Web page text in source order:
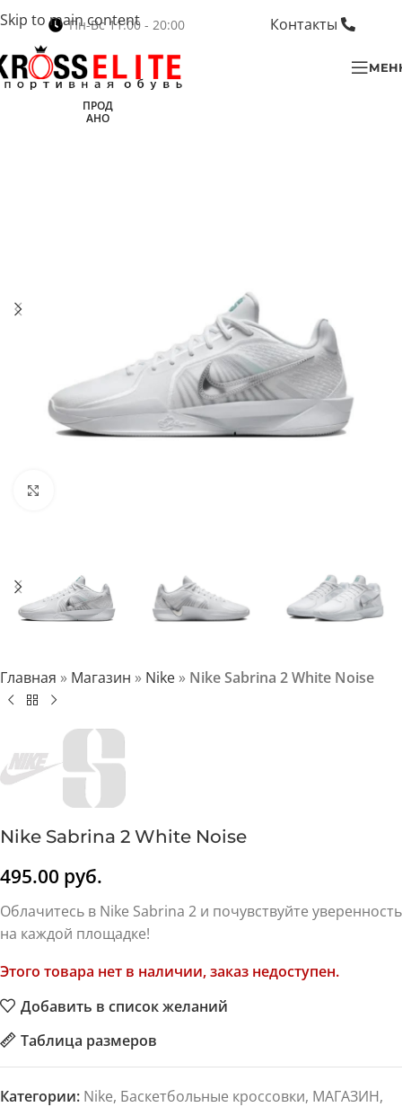
Skip to main content
Пн-Вс 11:00 - 20:00 Контакты
ПРОД
АНО
Главная » Магазин » Nike » Nike Sabrina 2 White Noise
Nike Sabrina 2 White Noise
495.00 руб.
Облачитесь в Nike Sabrina 2 и почувствуйте уверенность
на каждой площадке!
Этого товара нет в наличии, заказ недоступен.
Добавить в список желаний
Таблица размеров
Категории: Nike, Баскетбольные кроссовки, МАГАЗИН,